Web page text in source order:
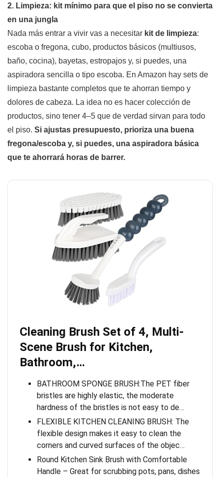
2. Limpieza: kit mínimo para que el piso no se convierta
en una jungla
Nada más entrar a vivir vas a necesitar kit de limpieza:
escoba o fregona, cubo, productos básicos (multiusos,
baño, cocina), bayetas, estropajos y, si puedes, una
aspiradora sencilla o tipo escoba. En Amazon hay sets de
limpieza bastante completos que te ahorran tiempo y
dolores de cabeza. La idea no es hacer colección de
productos, sino tener 4–5 que de verdad sirvan para todo
el piso. Si ajustas presupuesto, prioriza una buena
fregona/escoba y, si puedes, una aspiradora básica
que te ahorrará horas de barrer.
Cleaning Brush Set of 4, Multi-
Scene Brush for Kitchen,
Bathroom,…
BATHROOM SPONGE BRUSH:The PET fiber
bristles are highly elastic, the moderate
hardness of the bristles is not easy to de…
FLEXIBLE KITCHEN CLEANING BRUSH: The
flexible design makes it easy to clean the
corners and curved surfaces of the objec…
Round Kitchen Sink Brush with Comfortable
Handle – Great for scrubbing pots, pans, dishes